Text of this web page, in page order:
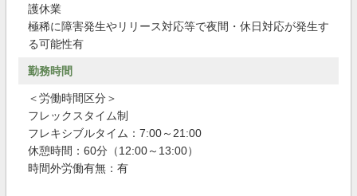
護休業
極稀に障害発生やリリース対応等で夜間・休日対応が発生す
る可能性有
勤務時間
＜労働時間区分＞
フレックスタイム制
フレキシブルタイム：7:00～21:00
休憩時間：60分（12:00～13:00）
時間外労働有無：有